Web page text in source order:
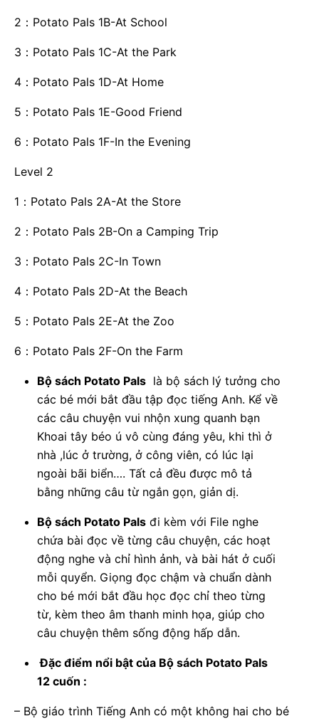
2：Potato Pals 1B-At School
3：Potato Pals 1C-At the Park
4：Potato Pals 1D-At Home
5：Potato Pals 1E-Good Friend
6：Potato Pals 1F-In the Evening
Level 2
1：Potato Pals 2A-At the Store
2：Potato Pals 2B-On a Camping Trip
3：Potato Pals 2C-In Town
4：Potato Pals 2D-At the Beach
5：Potato Pals 2E-At the Zoo
6：Potato Pals 2F-On the Farm
Bộ sách Potato Pals là bộ sách lý tưởng cho
các bé mới bắt đầu tập đọc tiếng Anh. Kể về
các câu chuyện vui nhộn xung quanh bạn
Khoai tây béo ú vô cùng đáng yêu, khi thì ở
nhà ,lúc ở trường, ở công viên, có lúc lại
ngoài bãi biển…. Tất cả đều được mô tả
bằng những câu từ ngắn gọn, giản dị.
Bộ sách Potato Pals đi kèm với File nghe
chứa bài đọc về từng câu chuyện, các hoạt
động nghe và chỉ hình ảnh, và bài hát ở cuối
mỗi quyển. Giọng đọc chậm và chuẩn dành
cho bé mới bắt đầu học đọc chỉ theo từng
từ, kèm theo âm thanh minh họa, giúp cho
câu chuyện thêm sống động hấp dẫn.
Đặc điểm nổi bật của Bộ sách Potato Pals
12 cuốn :
– Bộ giáo trình Tiếng Anh có một không hai cho bé